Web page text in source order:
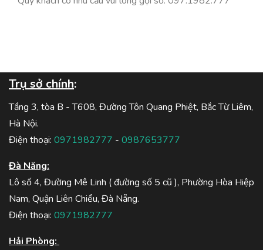
Trụ sở chính:
Tầng 3, tòa B - T608, Đường Tôn Quang Phiệt, Bắc Từ Liêm,
Hà Nội.
Điện thoại: 0971982777 - 0987653777
Đà Năng:
Lô số 4, Đường Mê Linh ( đường số 5 cũ ), Phường Hòa Hiệp
Nam, Quận Liên Chiểu, Đà Nẵng.
Điện thoại: 0971982777
Hải Phòng: